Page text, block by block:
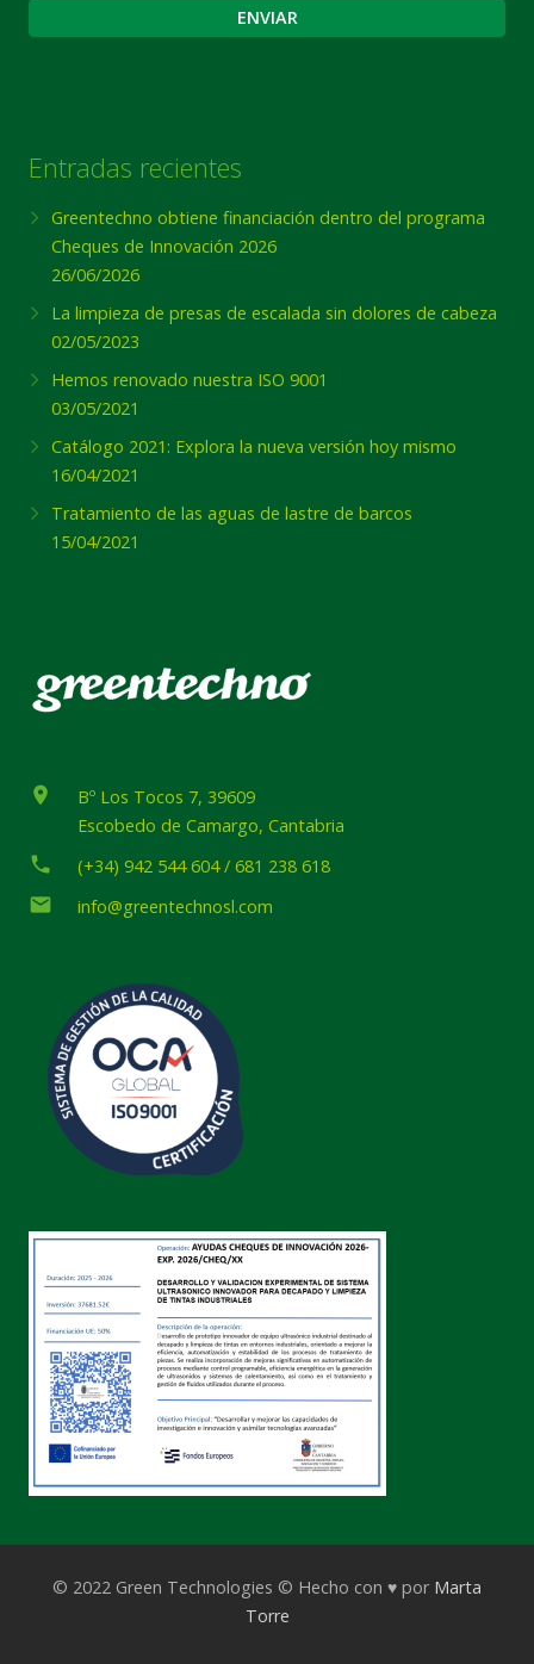
Entradas recientes
Greentechno obtiene financiación dentro del programa
Cheques de Innovación 2026
26/06/2026
La limpieza de presas de escalada sin dolores de cabeza
02/05/2023
Hemos renovado nuestra ISO 9001
03/05/2021
Catálogo 2021: Explora la nueva versión hoy mismo
16/04/2021
Tratamiento de las aguas de lastre de barcos
15/04/2021
place
Bº Los Tocos 7, 39609
Escobedo de Camargo, Cantabria
phone (+34) 942 544 604 / 681 238 618
email info@greentechnosl.com
© 2022 Green Technologies © Hecho con ♥ por Marta
Torre